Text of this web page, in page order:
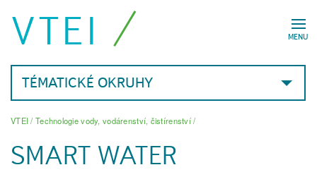
MENU
VTEI
TÉMATICKÉ OKRUHY
VTEI/ Technologie vody, vodárenství, čistírenství/
SMART WATER